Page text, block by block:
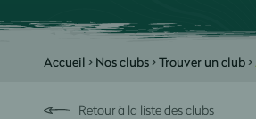
Accueil > Nos clubs>Trouver un club>
Retour à la liste des clubs